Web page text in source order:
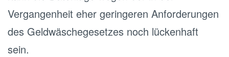
Vergangenheit eher geringeren Anforderungen
des Geldwäschegesetzes noch lückenhaft
sein.